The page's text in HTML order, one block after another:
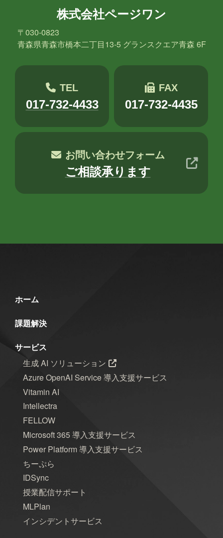
株式会社ページワン
〒030-0823
青森県青森市橋本二丁目13-5 グランスクエア青森 6F
TEL
017-732-4433
FAX
017-732-4435
お問い合わせフォーム
ご相談承ります
ホーム
課題解決
サービス
生成 AI ソリューション
Azure OpenAI Service 導入支援サービス
Vitamin AI
Intellectra
FELLOW
Microsoft 365 導入支援サービス
Power Platform 導入支援サービス
ちーぷら
IDSync
授業配信サポート
MLPlan
インシデントサービス